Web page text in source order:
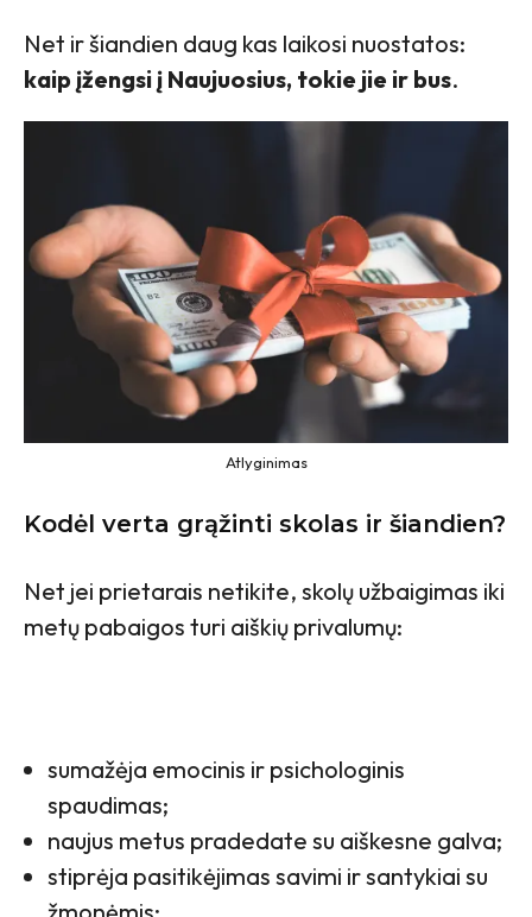
Net ir šiandien daug kas laikosi nuostatos:
kaip įžengsi į Naujuosius, tokie jie ir bus.
Atlyginimas
Kodėl verta grąžinti skolas ir šiandien?
Net jei prietarais netikite, skolų užbaigimas iki
metų pabaigos turi aiškių privalumų:
sumažėja emocinis ir psichologinis
spaudimas;
naujus metus pradedate su aiškesne galva;
stiprėja pasitikėjimas savimi ir santykiai su